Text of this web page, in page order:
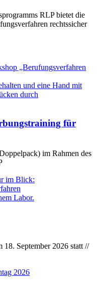
RLP bietet die
rechtssicher
„Berufungsverfahren
für
im Rahmen des
im Blick:
18. September 2026 statt //
2026